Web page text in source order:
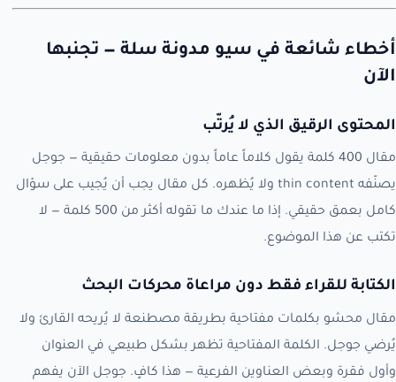
أخطاء شائعة في سيو مدونة سلة — تجنبها
الآن
المحتوى الرقيق الذي لا يُرتّب
مقال 400 كلمة يقول كلاماً عاماً بدون معلومات حقيقية — جوجل
يصنّفه thin content ولا يُظهره. كل مقال يجب أن يُجيب على سؤال
كامل بعمق حقيقي. إذا ما عندك ما تقوله أكثر من 500 كلمة — لا
تكتب عن هذا الموضوع.
الكتابة للقراء فقط دون مراعاة محركات البحث
مقال محشو بكلمات مفتاحية بطريقة مصطنعة لا يُريحه القارئ ولا
يُرضي جوجل. الكلمة المفتاحية تظهر بشكل طبيعي في العنوان
وأول فقرة وبعض العناوين الفرعية — هذا كافٍ. جوجل الآن يفهم